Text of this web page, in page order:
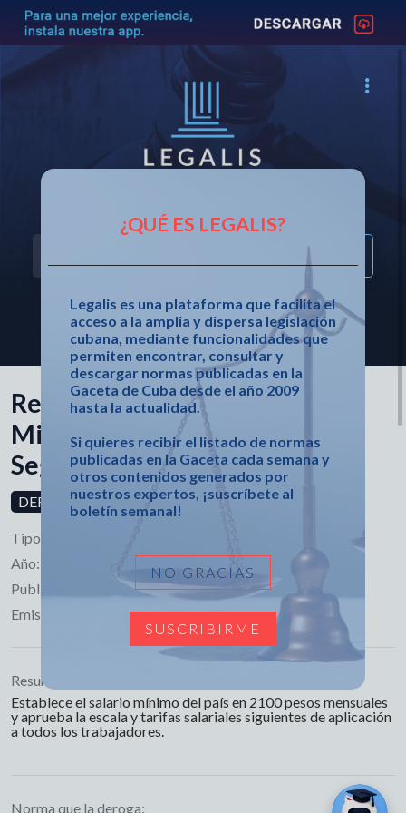
¿QUÉ ES LEGALIS?
Legalis es una plataforma que facilita el
acceso a la amplia y dispersa legislación
cubana, mediante funcionalidades que
permiten encontrar, consultar y
descargar normas publicadas en la
Gaceta de Cuba desde el año 2009
hasta la actualidad.
Si quieres recibir el listado de normas
publicadas en la Gaceta cada semana y
otros contenidos generados por
nuestros expertos, ¡suscríbete al
boletín semanal!
NO GRACIAS
SUSCRIBIRME
OTRAS OPCIONES DE BÚSQUEDA
Resolución 29 de 2020 de
Ministerio de Trabajo y
Seguridad Social
DEROGADA
Tipo:
Año:
Publicado en:
Gaceta Extraordinaria No. 69
Emisor:
Ministerio de Trabajo y Seguridad Social
Resumen:
Establece el salario mínimo del país en 2100 pesos mensuales
y aprueba la escala y tarifas salariales siguientes de aplicación
a todos los trabajadores.
Norma que la deroga: